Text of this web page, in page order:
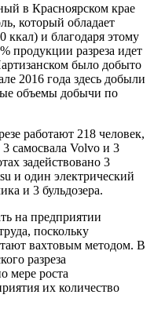
в Красноярском крае
который обладает
ккал) и благодаря этому
продукции разреза идет
было добыто
2016 года здесь добыли
объемы добычи по
работают 218 человек,
самосвала Volvo и 3
задействовано 3
и один электрический
и 3 бульдозера.
на предприятии
поскольку
вахтовым методом. В
разреза
мере роста
их количество